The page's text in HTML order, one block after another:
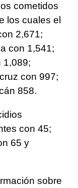
cometidos
los cuales el
2,671;
con 1,541;
1,089;
con 997;
858.
con 45;
65 y
sobre